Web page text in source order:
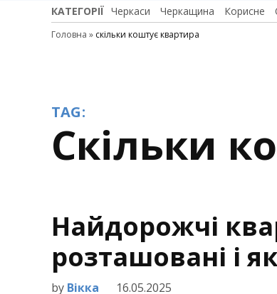
КАТЕГОРІЇ Черкаси Черкащина Корисне
Головна » скільки коштує квартира
TAG:
скільки
Найдорожчі
розташовані і
by Вікка 16.05.2025